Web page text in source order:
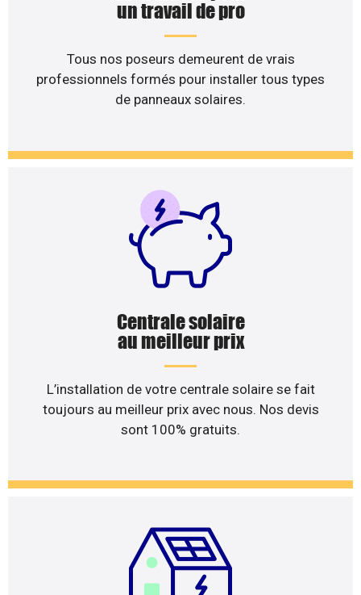
un travail de pro
Tous nos poseurs demeurent de vrais
professionnels formés pour installer tous types
de panneaux solaires.
Centrale solaire
au meilleur prix
L’installation de votre centrale solaire se fait
toujours au meilleur prix avec nous. Nos devis
sont 100% gratuits.